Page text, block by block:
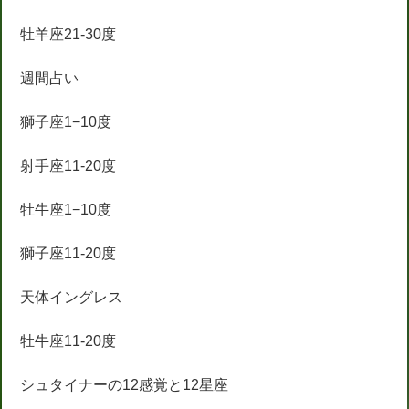
牡羊座21-30度
週間占い
獅子座1−10度
射手座11-20度
牡牛座1−10度
獅子座11-20度
天体イングレス
牡牛座11-20度
シュタイナーの12感覚と12星座